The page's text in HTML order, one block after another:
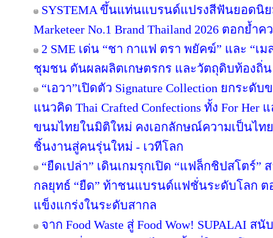
SYSTEMA ขึ้นแท่นแบรนด์แปรงสีฟันยอดนิ
Marketeer No.1 Brand Thailand 2026 ตอกย้
2 SME เด่น “ชา กาแฟ ตรา พยัคฆ์” และ “
ชุมชน ดันผลผลิตเกษตรกร และวัตถุดิบท้องถิ่
“เอวา”เปิดตัว Signature Collection ยกระ
แนวคิด Thai Crafted Confections ทั้ง For Her
ขนมไทยในมิติใหม่ คงเอกลักษณ์ความเป็นไท
ชิ้นงานสู่คนรุ่นใหม่ - เวทีโลก
“ยืดเปล่า” เดินเกมรุกเปิด “แฟล็กชิปสโตร์”
กลยุทธ์ “ยืด” ท้าชนแบรนด์แฟชั่นระดับโลก
แข็งแกร่งในระดับสากล
จาก Food Waste สู่ Food Wow! SUPALAI ส